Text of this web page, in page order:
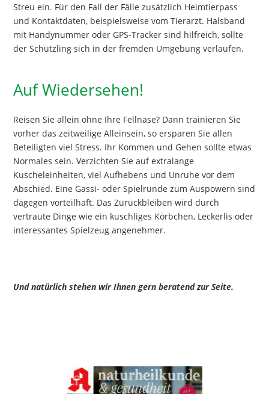
Streu ein. Für den Fall der Fälle zusätzlich Heimtierpass
und Kontaktdaten, beispielsweise vom Tierarzt. Halsband
mit Handynummer oder GPS-Tracker sind hilfreich, sollte
der Schützling sich in der fremden Umgebung verlaufen.
Auf Wiedersehen!
Reisen Sie allein ohne Ihre Fellnase? Dann trainieren Sie
vorher das zeitweilige Alleinsein, so ersparen Sie allen
Beteiligten viel Stress. Ihr Kommen und Gehen sollte etwas
Normales sein. Verzichten Sie auf extralange
Kuscheleinheiten, viel Aufhebens und Unruhe vor dem
Abschied. Eine Gassi- oder Spielrunde zum Auspowern sind
dagegen vorteilhaft. Das Zurückbleiben wird durch
vertraute Dinge wie ein kuschliges Körbchen, Leckerlis oder
interessantes Spielzeug angenehmer.
Und natürlich stehen wir Ihnen gern beratend zur Seite.